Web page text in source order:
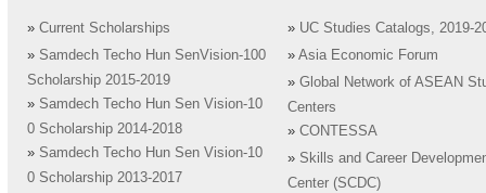
» Current Scholarships
» Samdech Techo Hun SenVision-100
Scholarship 2015-2019
» Samdech Techo Hun Sen Vision-10
0 Scholarship 2014-2018
» Samdech Techo Hun Sen Vision-10
0 Scholarship 2013-2017
» UC Studies Catalogs, 2019-
» Asia Economic Forum
» Global Network of ASEAN
Centers
» CONTESSA
» Skills and Career
Center (SCDC)